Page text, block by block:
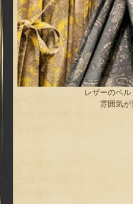
レザーのベ
雰囲気が